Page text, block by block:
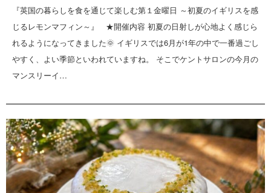
『英国の暮らしを食を通じて楽しむ第１金曜日 ～初夏のイギリスを感
じるレモンマフィン～』 ★開催内容 初夏の日射しが心地よく感じら
れるようになってきました🌞 イギリスでは6月が1年の中で一番過ごし
やすく、よい季節といわれていますね。 そこでケントサロンの今月の
マンスリーイ…